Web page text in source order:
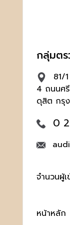
กลุ่มตร
81/
4 ถนนศ
ดุสิต กรุ
0
จำนวนผู้
หน้าหลัก